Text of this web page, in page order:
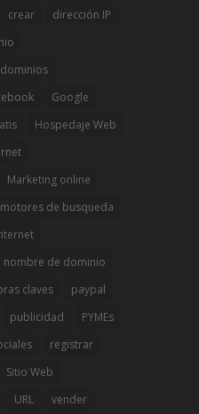
crear
dirección IP
dominios
Google
Hospedaje Web
Marketing online
motores de busqueda
nombre de dominio
claves
paypal
publicidad
PYMEs
registrar
Sitio Web
URL vender